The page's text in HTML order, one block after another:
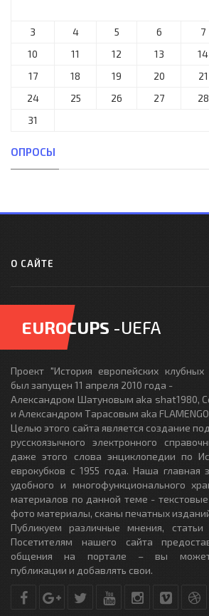
3
4 5 6 7
10
11 12 13 14
17
18 19 20 21
24
25 26 27 28
31
ОПРОСЫ
О САЙТЕ
EUROCUPS -UEFA
Проект "История европейских клубных
был запущен 11 апреля 2010 года -
Александром Шатуновым aka shat1980,
и Александром Тарасовым aka
Целью этого сайта является создание
русскоязычного электронного
даже этого слова энциклопедии по
еврокубков с 1955 года. Наша главная
удобного и многофункционального
материалов по данной теме -
фото материалы, сканы печатных
Публикуем различные мнения,
Посетителям нашего сайта
общения на портале – вы
публикации и добавлять свои.